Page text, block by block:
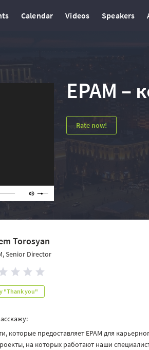
Calendar Videos Speakers
EPAM –
Rate now!
Torosyan
Senior Director
"Thank you"
которые предоставляет EPAM для
на которых работают наши